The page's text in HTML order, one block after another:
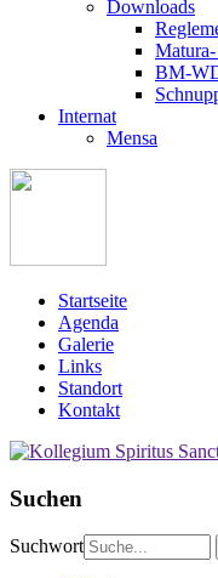
Downloads
BM-
Internat
Mensa
Startseite
Agenda
Galerie
Links
Standort
Kontakt
Suchen
Suchwort